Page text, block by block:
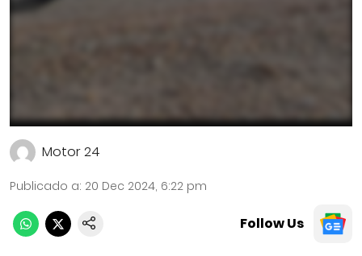
Motor 24
Publicado a: 20 Dec 2024, 6:22 pm
Follow Us